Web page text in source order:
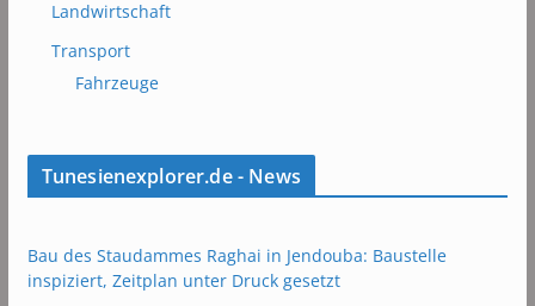
Landwirtschaft
Transport
Fahrzeuge
Tunesienexplorer.de - News
Bau des Staudammes Raghai in Jendouba: Baustelle
inspiziert, Zeitplan unter Druck gesetzt